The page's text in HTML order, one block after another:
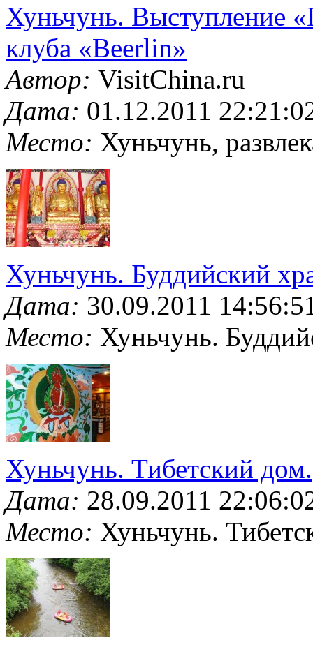
Хуньчунь. Выступление
клуба «Beerlin»
Автор: VisitChina.ru
Дата: 01.12.2011
Место: Хуньчунь,
Хуньчунь. Буддийский
Дата: 30.09.2011
Место: Хуньчунь.
Хуньчунь. Тибетский дом.
Дата: 28.09.2011
Место: Хуньчунь.